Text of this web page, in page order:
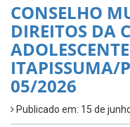
CONSELHO
DIREITOS DA
ITAPISSUMA/
05/2026
Publicado em: 15 de